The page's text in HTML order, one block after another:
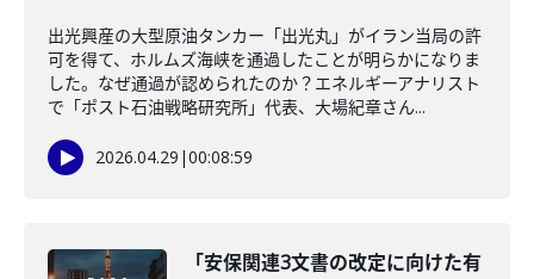
出光興産の大型原油タンカー「出光丸」がイラン当局の許
可を得て、ホルムズ海峡を通過したことが明らかになりま
した。なぜ通過が認められたのか？エネルギーアナリスト
で「ポスト石油戦略研究所」代表、大場紀章さん...
2026.04.29 |00:08:59
「安保関連3文書の改定に向けた有